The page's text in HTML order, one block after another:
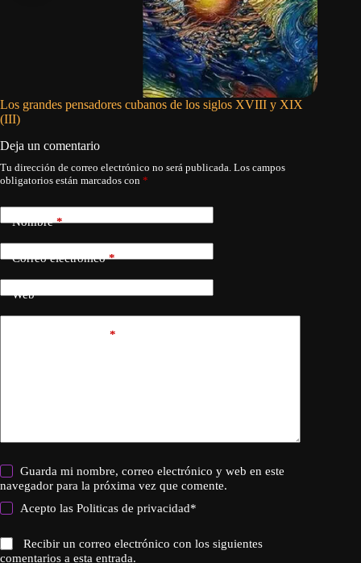
Los grandes pensadores cubanos de los siglos XVIII y XIX
(III)
Deja un comentario
Tu dirección de correo electrónico no será publicada. Los campos
obligatorios están marcados con *
Nombre*
Correo electrónico*
Web
*
Guarda mi nombre, correo electrónico y web en este
navegador para la próxima vez que comente.
Acepto lasPoliticas de privacidad*
Recibir un correo electrónico con los siguientes
comentarios a esta entrada.